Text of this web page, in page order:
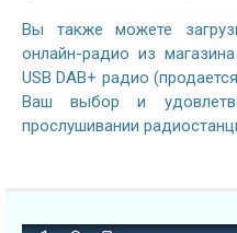
Вы также можете
онлайн-радио из
USB DAB+ радио
Ваш выбор и
прослушивании